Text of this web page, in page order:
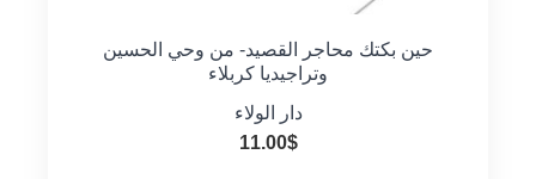
حين بكتك محاجر القصيد- من وحي الحسين
وتراجيديا كربلاء
دار الولاء
11.00$